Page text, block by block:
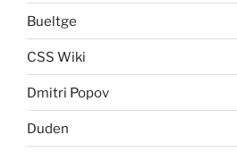
Bueltge
CSS Wiki
Dmitri Popov
Duden